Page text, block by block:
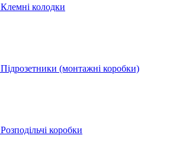
Клемні колодки
Підрозетники (монтажні коробки)
Розподільчі коробки